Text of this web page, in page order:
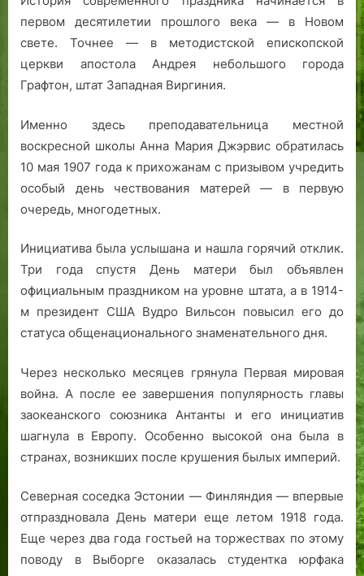
первом десятилетии прошлого века — в Новом
свете. Точнее — в методистской епископской
церкви апостола Андрея небольшого города
Графтон, штат Западная Виргиния.
Именно здесь преподавательница местной
воскресной школы Анна Мария Джэрвис обратилась
10 мая 1907 года к прихожанам с призывом учредить
особый день чествования матерей — в первую
очередь, многодетных.
Инициатива была услышана и нашла горячий отклик.
Три года спустя День матери был объявлен
официальным праздником на уровне штата, а в 1914-
м президент США Вудро Вильсон повысил его до
статуса общенационального знаменательного дня.
Через несколько месяцев грянула Первая мировая
война. А после ее завершения популярность главы
заокеанского союзника Антанты и его инициатив
шагнула в Европу. Особенно высокой она была в
странах, возникших после крушения былых империй.
Северная соседка Эстонии — Финляндия — впервые
отпраздновала День матери еще летом 1918 года.
Еще через два года гостьей на торжествах по этому
поводу в Выборге оказалась студентка юрфака